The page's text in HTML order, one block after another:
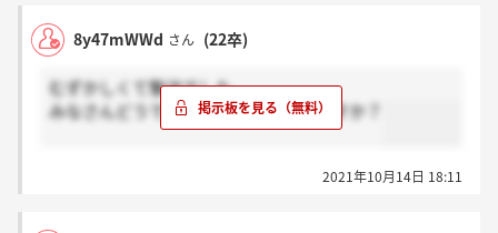
今後、誰かしらのご参考になれば。
8y47mWWd さん (22卒)
むずかしくて撃沈でした。
みなさんどうでしたか？手応えありますか？
2021年10月14日 18:11